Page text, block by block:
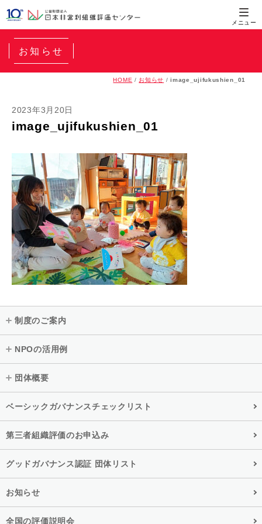
お知らせ
HOME / お知らせ /image_ujifukushien_01
2023年3月20日
image_ujifukushien_01
制度のご案内
NPOの活用例
団体概要
ベーシックガバナンスチェックリスト
第三者組織評価のお申込み
グッドガバナンス認証 団体リスト
お知らせ
全国の評価説明会